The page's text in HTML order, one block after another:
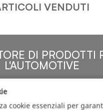
VENDUTI
DI PRODOTTI
L'AUTOMOTIVE
cookie essenziali per